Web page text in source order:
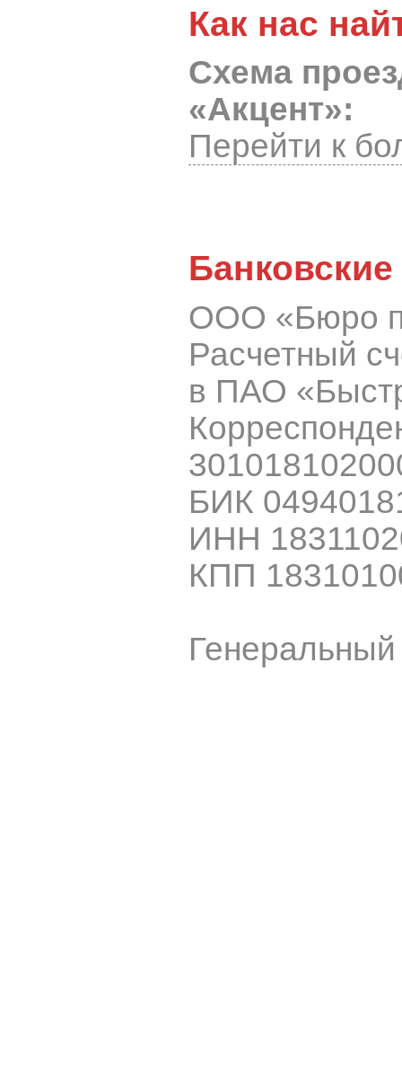
Как нас
Схема
«Акцент»:
Перейти к
ООО «Бюро
Расчетный
в ПАО
БИК
ИНН
КПП